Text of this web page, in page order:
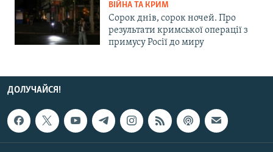
ВІЙНА ТА КРИМ
Сорок днів, сорок ночей. Про
результати кримської операції з
примусу Росії до миру
ДОЛУЧАЙСЯ!